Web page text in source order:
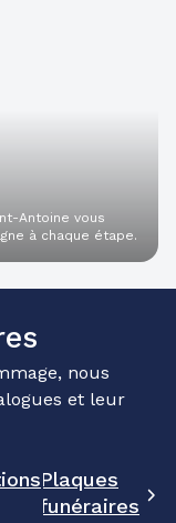
Antoine vous
à chaque étape.
nous
et leur
Plaques
funéraires